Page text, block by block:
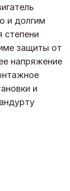
и долгим
степени
защиты от
напряжение
и